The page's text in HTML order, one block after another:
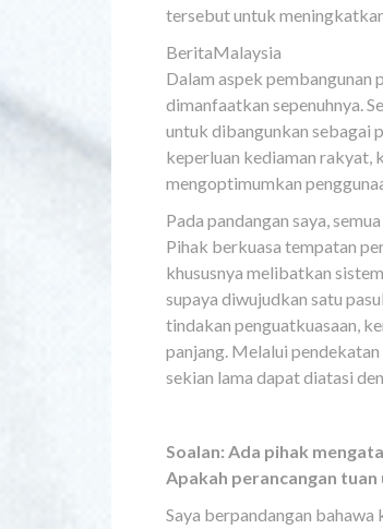
tersebut untuk
BeritaMalaysia
Dalam aspek pembangunan
dimanfaatkan sepenuhnya.
untuk dibangunkan sebagai
keperluan kediaman rakyat,
mengoptimumkan
Pada pandangan saya,
Pihak berkuasa tempatan
khususnya melibatkan
supaya diwujudkan satu
tindakan penguatkuasaan,
panjang. Melalui
sekian lama dapat diatasi
Soalan: Ada pihak
Apakah perancangan
Saya berpandangan